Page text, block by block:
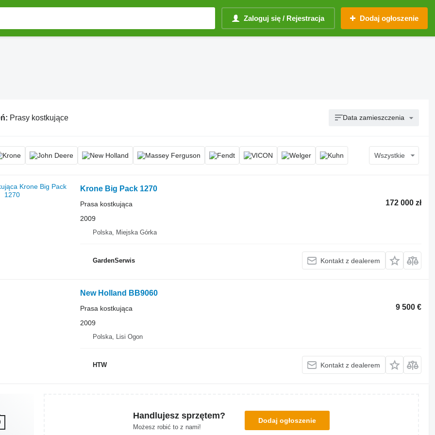
Zaloguj się / Rejestracja Dodaj ogłoszenie
Prasy kostkujące Data zamieszczenia
Wszystkie
Krone Big Pack 1270
172 000 zł
Prasa kostkująca
2009
Polska, Miejska Górka
GardenSerwis Kontakt z dealerem
New Holland BB9060
9 500 €
Prasa kostkująca
2009
Polska, Lisi Ogon
HTW Kontakt z dealerem
Handlujesz sprzętem?
Możesz robić to z nami!
Dodaj ogłoszenie